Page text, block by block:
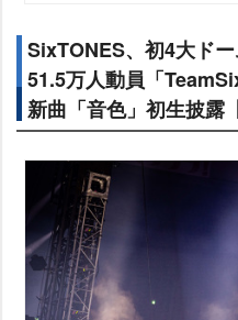
SixTONES、初4大ド
51.5万人動員「
新曲「音色」初生披露